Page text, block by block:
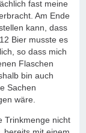
fast meine
Am Ende
kann, dass
Bier musste es
so dass mich
Flaschen
bin auch
Sachen
wäre.
Trinkmenge nicht